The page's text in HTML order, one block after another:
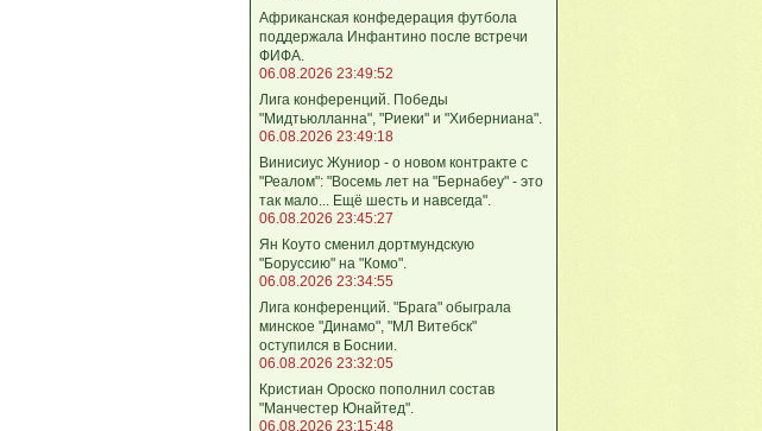
Африканская конфедерация футбола
поддержала Инфантино после встречи
ФИФА.
06.08.2026 23:49:52
Лига кoнференций. Победы
"Мидтьюлланна", "Риеки" и "Хиберниана".
06.08.2026 23:49:18
Винисиус Жуниор - о новом контракте с
"Реалом": "Восемь лет на "Бернабеу" - это
так мало... Ещё шесть и навсегда".
06.08.2026 23:45:27
Ян Коуто сменил дортмундскую
"Боруссию" на "Комо".
06.08.2026 23:34:55
Лига кoнференций. "Брага" обыграла
минское "Динамо", "МЛ Витебск"
оступился в Боснии.
06.08.2026 23:32:05
Кристиан Ороско пополнил состав
"Манчестер Юнайтед".
06.08.2026 23:15:48